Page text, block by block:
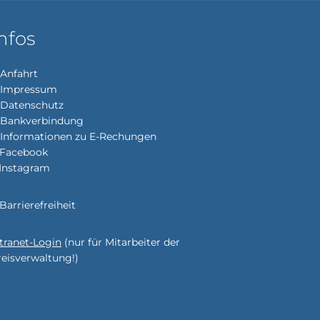
Anfahrt
Impressum
Datenschutz
Bankverbindung
Informationen zu E-Rechungen
Facebook
Instagram
Barrierefreiheit
Login (nur für Mitarbeiter der